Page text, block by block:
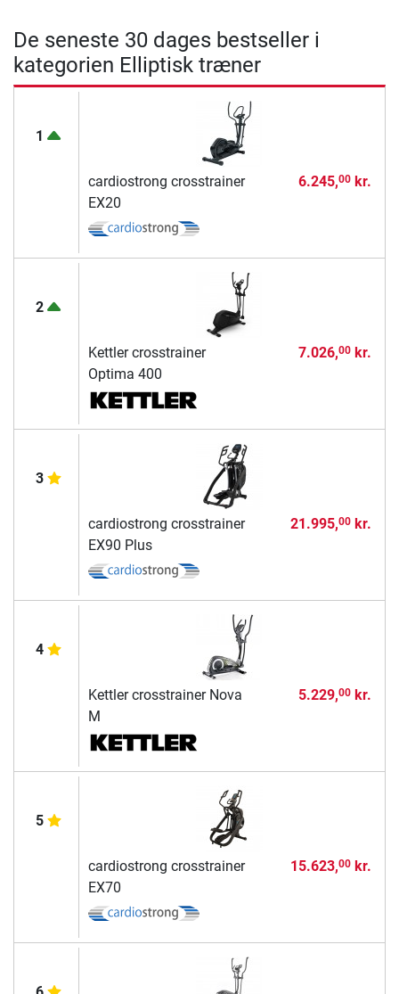
De seneste 30 dages bestseller i
kategorien Elliptisk træner
1
cardiostrong crosstrainer
EX20
6.245,00kr.
2
Kettler crosstrainer
Optima 400
7.026,00kr.
3
cardiostrong crosstrainer
EX90 Plus
21.995,00kr.
4
Kettler crosstrainer Nova
M
5.229,00kr.
5
cardiostrong crosstrainer
EX70
15.623,00kr.